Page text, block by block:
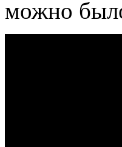
можно